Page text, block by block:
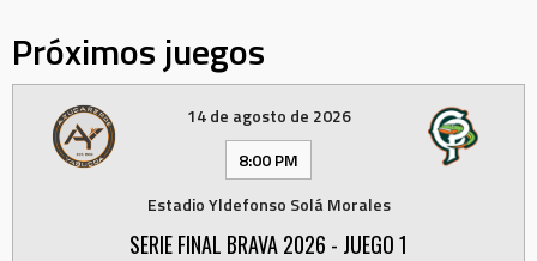
Próximos juegos
14 de agosto de 2026
8:00 PM
Estadio Yldefonso Solá Morales
SERIE FINAL BRAVA 2026 - JUEGO 1